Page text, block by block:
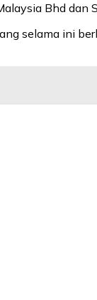
Bhd dan
selama ini